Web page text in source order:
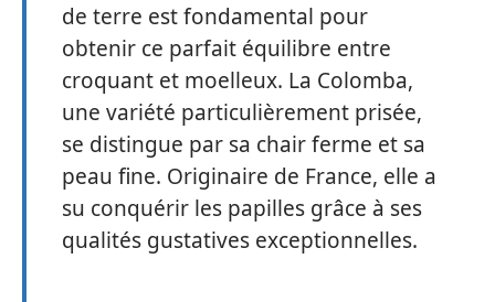
de terre est fondamental pour
obtenir ce parfait équilibre entre
croquant et moelleux. La Colomba,
une variété particulièrement prisée,
se distingue par sa chair ferme et sa
peau fine. Originaire de France, elle a
su conquérir les papilles grâce à ses
qualités gustatives exceptionnelles.